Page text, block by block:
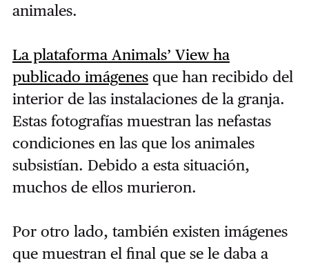
animales.
La plataforma Animals’ View ha
publicado imágenesque han recibido del
interior de las instalaciones de la granja.
Estas fotografías muestran las nefastas
condiciones en las que los animales
subsistían. Debido a esta situación,
muchos de ellos murieron.
Por otro lado, también existen imágenes
que muestran el final que se le daba a